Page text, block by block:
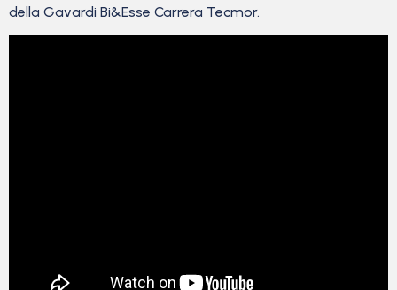
della Gavardi Bi&Esse Carrera Tecmor.